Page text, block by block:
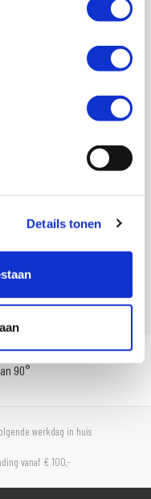
Details tonen
90°
werkdag in huis
vanaf € 100,-